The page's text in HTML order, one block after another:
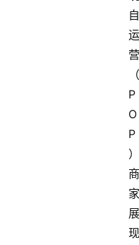
自
运
营
（
P
O
P
）
商
家
展
现